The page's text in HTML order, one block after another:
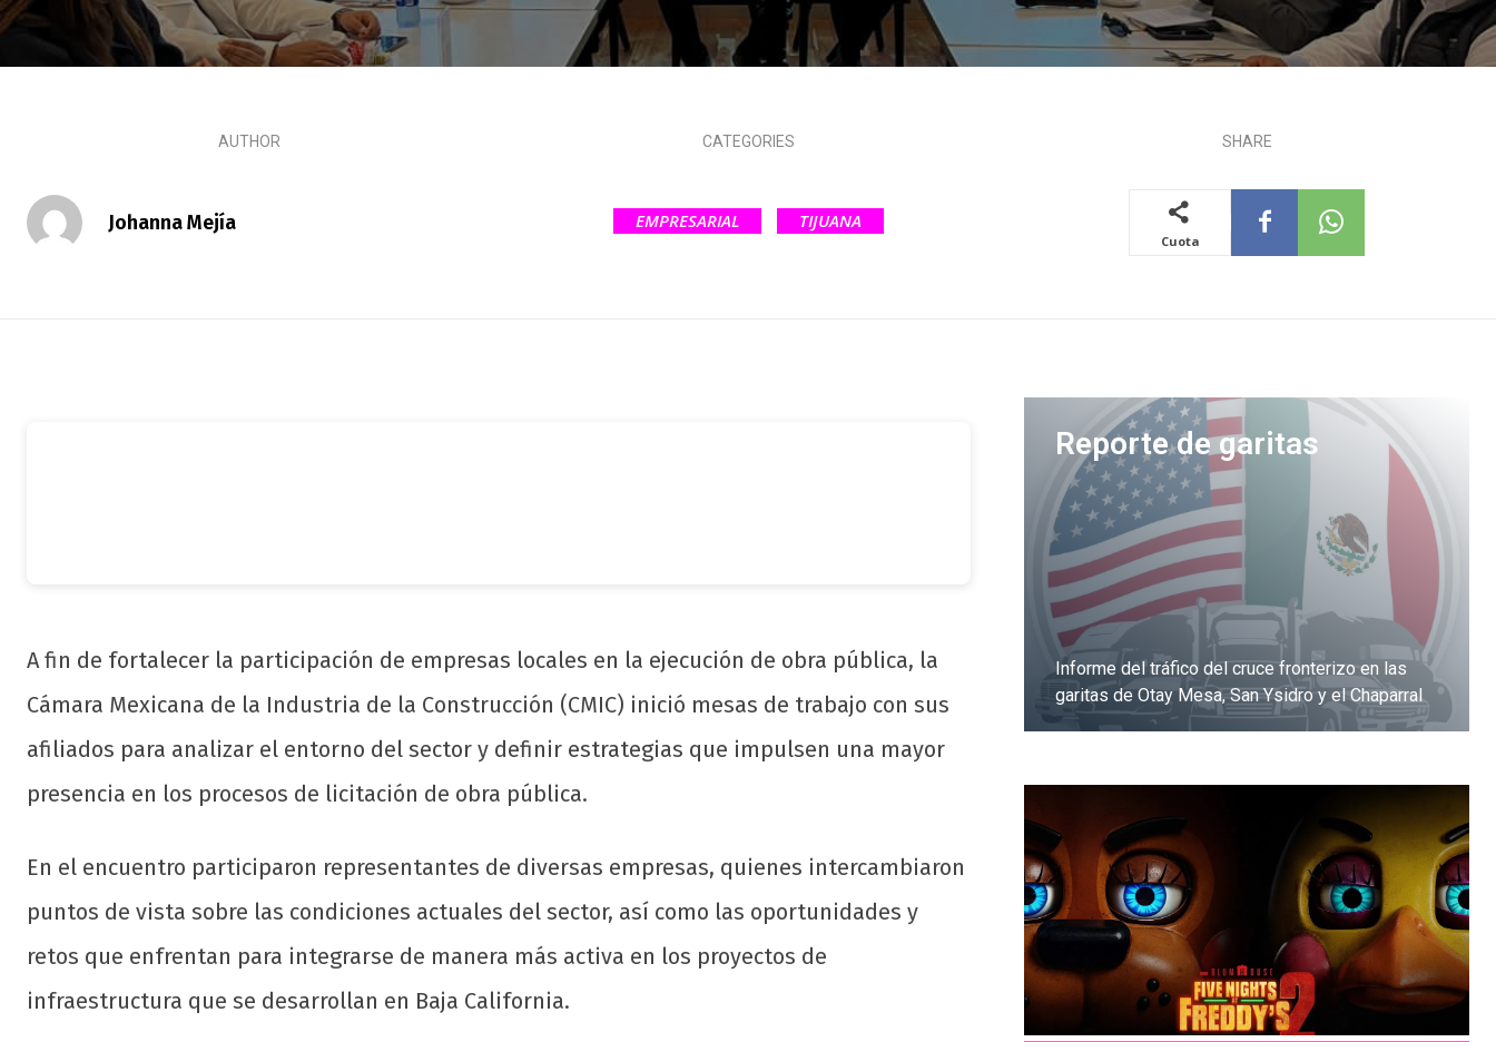
AUTHOR
Johanna Mejía
CATEGORIES
EMPRESARIAL TIJUANA
SHARE
Cuota
A fin de fortalecer la participación de empresas locales en la ejecución de obra pública, la
Cámara Mexicana de la Industria de la Construcción (CMIC) inició mesas de trabajo con sus
afiliados para analizar el entorno del sector y definir estrategias que impulsen una mayor
presencia en los procesos de licitación de obra pública.
En el encuentro participaron representantes de diversas empresas, quienes intercambiaron
puntos de vista sobre las condiciones actuales del sector, así como las oportunidades y
retos que enfrentan para integrarse de manera más activa en los proyectos de
infraestructura que se desarrollan en Baja California.
Reporte de garitas
Informe del tráfico del cruce fronterizo en las
garitas de Otay Mesa, San Ysidro y el Chaparral
Dale clic